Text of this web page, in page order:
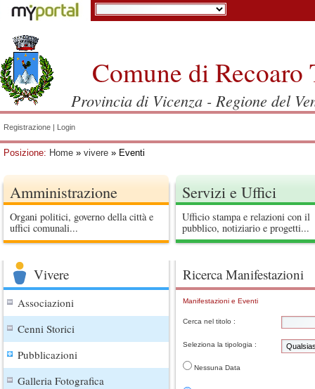
Posizione: Home » vivere » Eventi
Comune di Recoaro
Provincia di Vicenza - Regione del
Registrazione | Login
Amministrazione
Organi politici, governo della città e
uffici comunali...
Servizi e Uffici
Ufficio stampa e relazioni con il
pubblico, notiziario e progetti...
Vivere
Associazioni
Cenni Storici
Pubblicazioni
Galleria Fotografica
Ricerca Manifestazioni
Manifestazioni e Eventi
Cerca nel titolo :
Seleziona la tipologia :
Nessuna Data